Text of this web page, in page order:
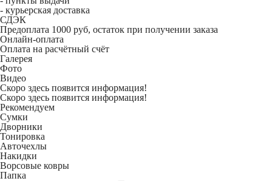
- курьерская доставка
СДЭК
Предоплата 1000 руб, остаток при получении заказа
Онлайн-оплата
Оплата на расчётный счёт
Галерея
Фото
Видео
Скоро здесь появится информация!
Скоро здесь появится информация!
Рекомендуем
Сумки
Дворники
Тонировка
Авточехлы
Накидки
Ворсовые ковры
Папка